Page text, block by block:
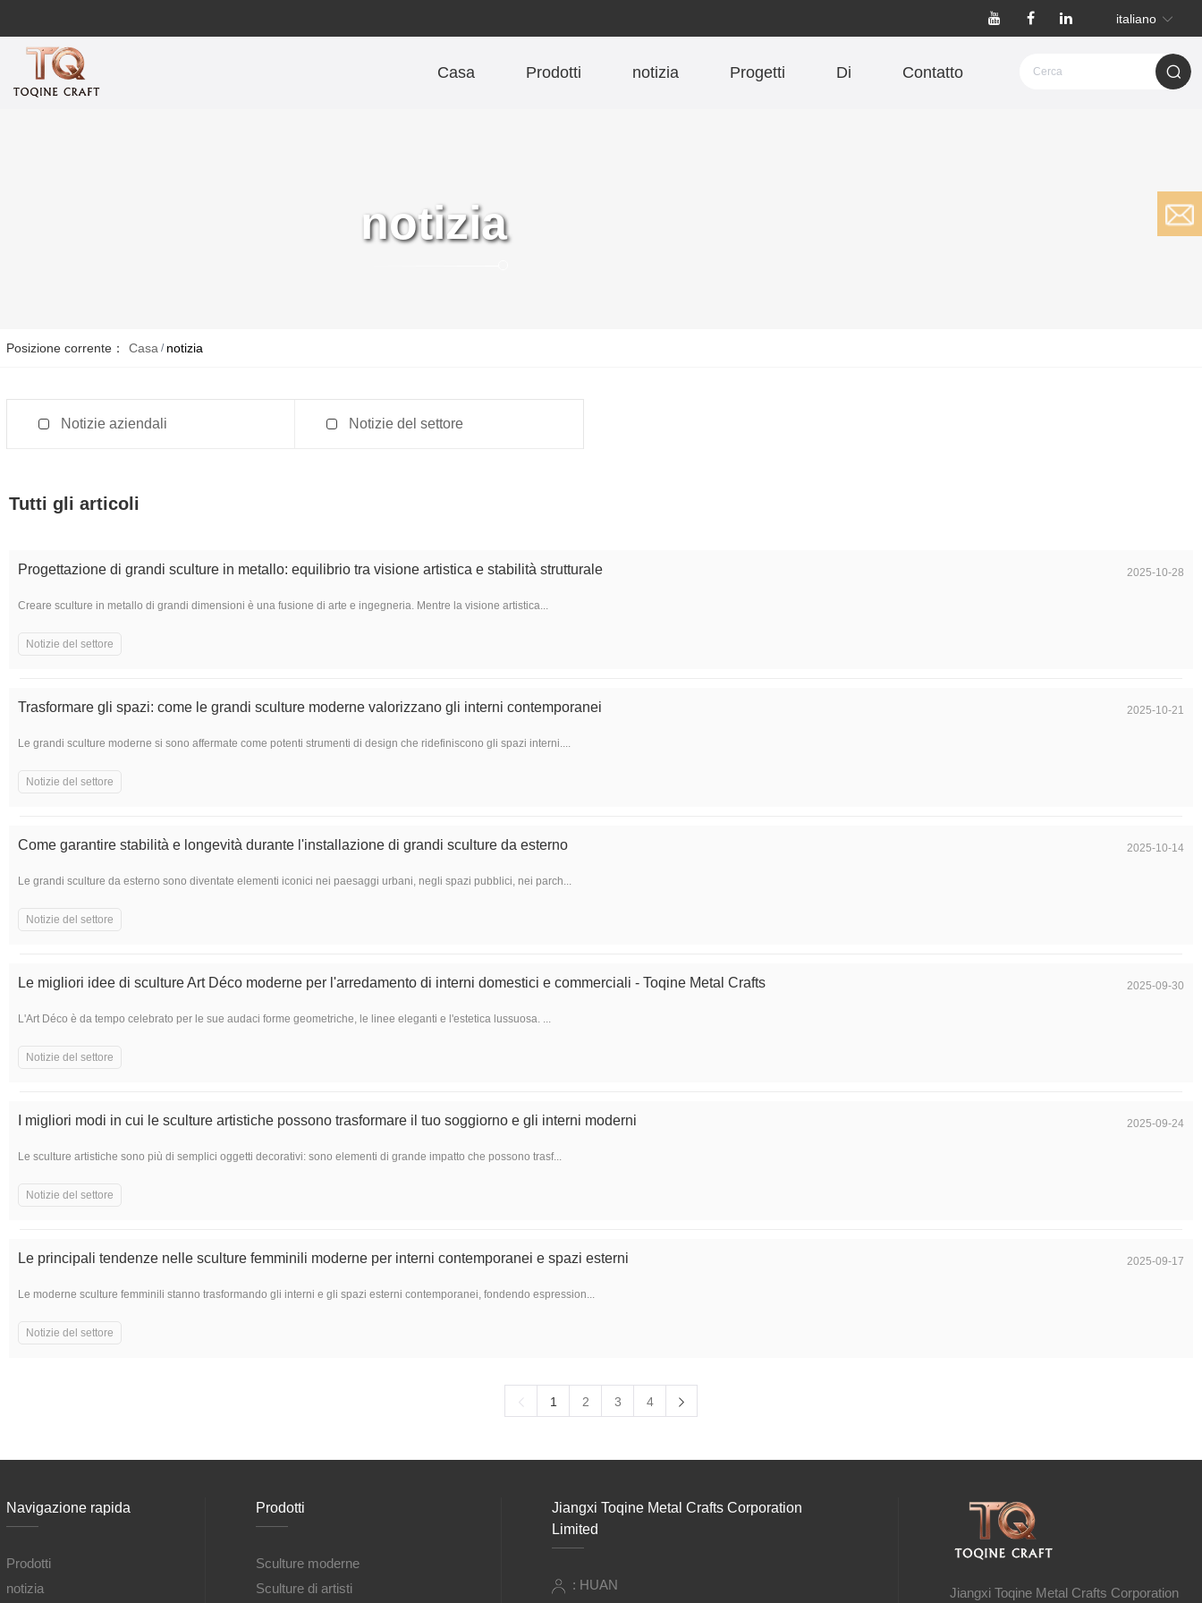
italiano
Casa Prodotti notizia Progetti Di Contatto Clear records
history re
notizia
Posizione corrente： Casa / notizia
Notizie aziendali Notizie del settore
Tutti gli articoli
Progettazione di grandi sculture in metallo: equilibrio tra visione artistica e stabilità strutturale 2025-10-28
Creare sculture in metallo di grandi dimensioni è una fusione di arte e ingegneria. Mentre la visione artistica...
Notizie del settore
Trasformare gli spazi: come le grandi sculture moderne valorizzano gli interni contemporanei 2025-10-21
Le grandi sculture moderne si sono affermate come potenti strumenti di design che ridefiniscono gli spazi interni....
Notizie del settore
Come garantire stabilità e longevità durante l'installazione di grandi sculture da esterno 2025-10-14
Le grandi sculture da esterno sono diventate elementi iconici nei paesaggi urbani, negli spazi pubblici, nei parch...
Notizie del settore
Le migliori idee di sculture Art Déco moderne per l'arredamento di interni domestici e commerciali - Toqine Metal Crafts 2025-09-30
L'Art Déco è da tempo celebrato per le sue audaci forme geometriche, le linee eleganti e l'estetica lussuosa. ...
Notizie del settore
I migliori modi in cui le sculture artistiche possono trasformare il tuo soggiorno e gli interni moderni 2025-09-24
Le sculture artistiche sono più di semplici oggetti decorativi: sono elementi di grande impatto che possono trasf...
Notizie del settore
Le principali tendenze nelle sculture femminili moderne per interni contemporanei e spazi esterni 2025-09-17
Le moderne sculture femminili stanno trasformando gli interni e gli spazi esterni contemporanei, fondendo espression...
Notizie del settore
1 2 3 4
Navigazione rapida
Prodotti
notizia
Prodotti
Sculture moderne
Sculture di artisti
Jiangxi Toqine Metal Crafts Corporation
Limited
: HUAN
Jiangxi Toqine Metal Crafts Corporation